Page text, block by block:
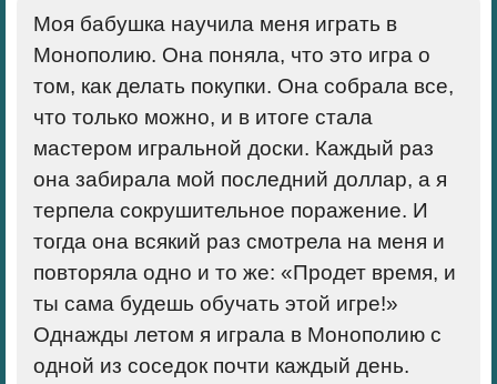
Моя бабушка научила меня играть в
Монополию. Она поняла, что это игра о
том, как делать покупки. Она собрала все,
что только можно, и в итоге стала
мастером игральной доски. Каждый раз
она забирала мой последний доллар, а я
терпела сокрушительное поражение. И
тогда она всякий раз смотрела на меня и
повторяла одно и то же: «Продет время, и
ты сама будешь обучать этой игре!»
Однажды летом я играла в Монополию с
одной из соседок почти каждый день.